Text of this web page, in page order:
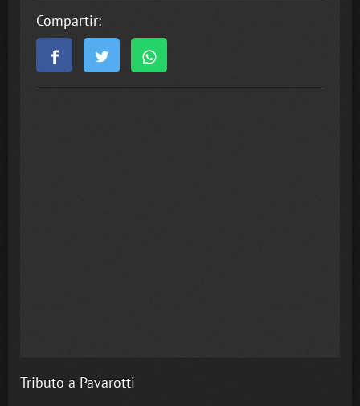
Compartir:
Tributo a Pavarotti